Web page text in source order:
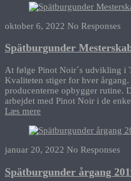
oktober 6, 2022 No Responses
Spätburgunder
At følge Pinot Noir´s udvikling i
Kvaliteten stiger for hver
producenterne opbygger rutine.
arbejdet med Pinot Noir i de
Læs mere
januar 20, 2022 No Responses
Spätburgunder årgang